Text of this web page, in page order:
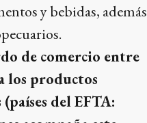
y bebidas, además
de comercio entre
los productos
del EFTA: